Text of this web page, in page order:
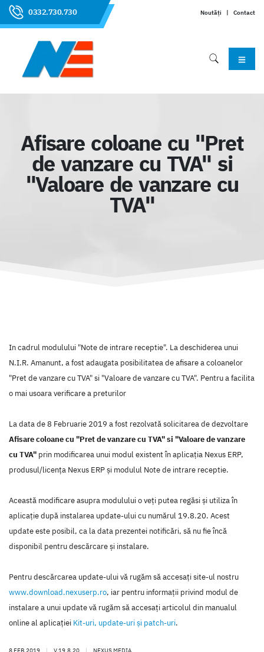
0332.730.730 Noutăți | Contact
Afisare coloane cu "Pret
de vanzare cu TVA" si
"Valoare de vanzare cu
TVA"
In cadrul modulului "Note de intrare receptie". La deschiderea unui
N.I.R. Amanunt, a fost adaugata posibilitatea de afisare a coloanelor
"Pret de vanzare cu TVA" si "Valoare de vanzare cu TVA". Pentru a facilita
o mai usoara verificare a preturilor
La data de 8 Februarie 2019 a fost rezolvată solicitarea de dezvoltare
Afisare coloane cu "Pret de vanzare cu TVA" si "Valoare de vanzare
cu TVA" prin modificarea unui modul existent în aplicaţia Nexus ERP,
produsul/licenţa Nexus ERP şi modulul Note de intrare receptie.
Această modificare asupra modulului o veţi putea regăsi şi utiliza în
aplicaţie după instalarea update-ului cu numărul 19.8.20. Acest
update este posibil, ca la data prezentei notificări, să nu fie încă
disponibil pentru descărcare şi instalare.
Pentru descărcarea update-ului vă rugăm să accesaţi site-ul nostru
www.download.nexuserp.ro, iar pentru informaţii privind modul de
instalare a unui update vă rugăm să accesaţi articolul din manualul
online al aplicaţiei Kit-uri, update-uri şi patch-uri.